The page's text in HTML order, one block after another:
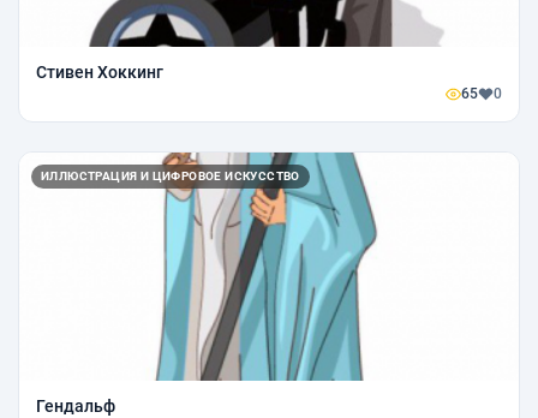
Стивен Хоккинг
65 0
ИЛЛЮСТРАЦИЯ И ЦИФРОВОЕ ИСКУССТВО
Гендальф